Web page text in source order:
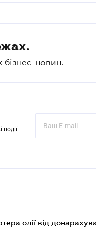
бізнес-новин.
олії від